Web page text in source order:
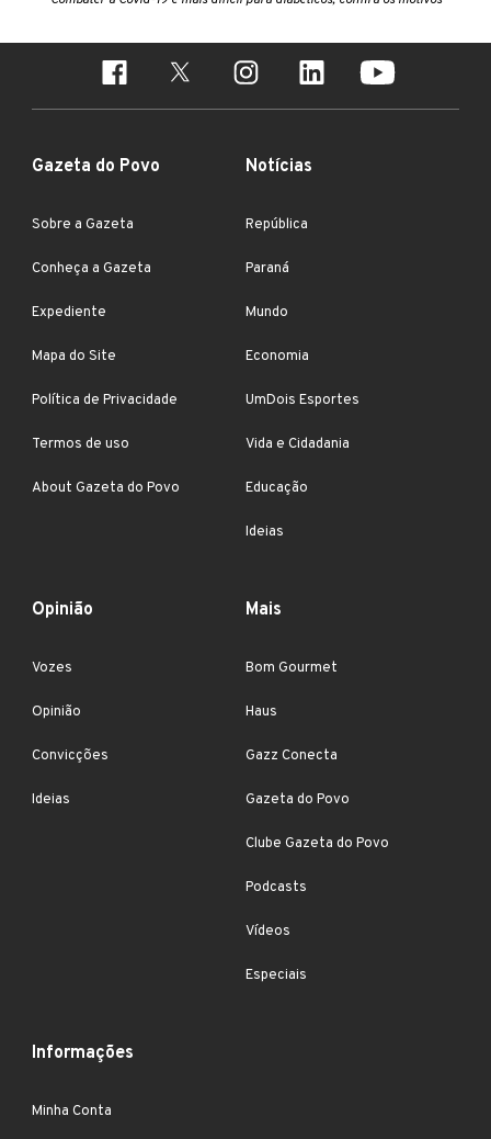
Gazeta do Povo
Sobre a Gazeta
Conheça a Gazeta
Expediente
Mapa do Site
Política de Privacidade
Termos de uso
About Gazeta do Povo
Notícias
República
Paraná
Mundo
Economia
UmDois Esportes
Vida e Cidadania
Educação
Ideias
Opinião
Vozes
Opinião
Convicções
Ideias
Mais
Bom Gourmet
Haus
Gazz Conecta
Gazeta do Povo
Clube Gazeta do Povo
Podcasts
Vídeos
Especiais
Informações
Minha Conta